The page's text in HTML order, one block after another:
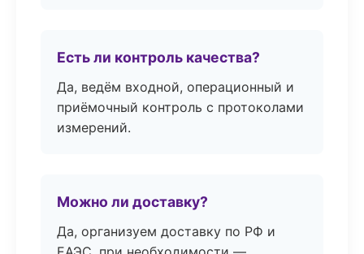
Есть ли контроль качества?
Да, ведём входной, операционный и
приёмочный контроль с протоколами
измерений.
Можно ли доставку?
Да, организуем доставку по РФ и